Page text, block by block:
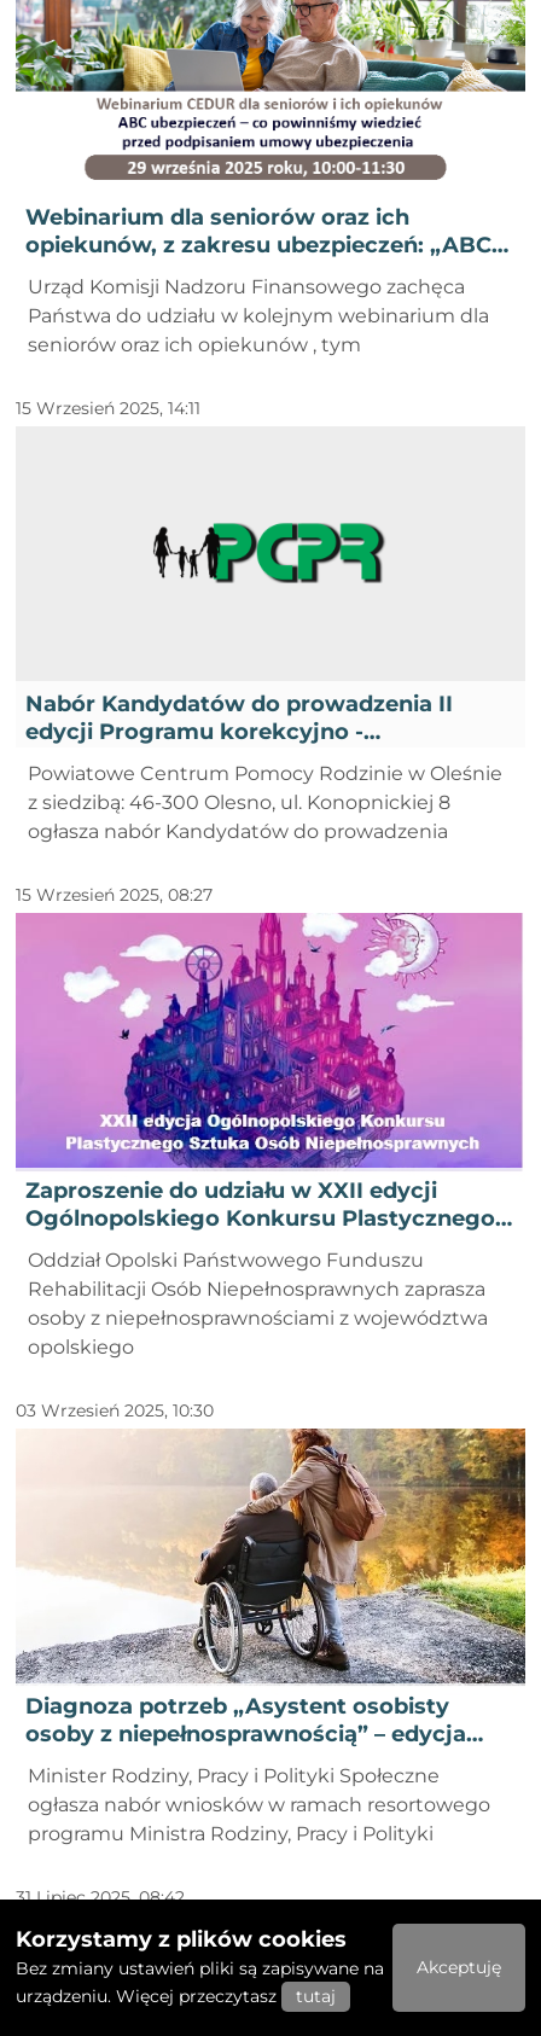
Webinarium dla seniorów oraz ich
opiekunów, z zakresu ubezpieczeń: „ABC
ubezpieczeń – co powinniśmy wiedzieć
przed podpisaniem umowy ubezpieczenia"
Urząd Komisji Nadzoru Finansowego zachęca
Państwa do udziału w kolejnym webinarium dla
seniorów oraz ich opiekunów , tym
15 Wrzesień 2025, 14:11
Nabór Kandydatów do prowadzenia II
edycji Programu korekcyjno -
edukacyjnego dla osób stosujących
przemoc domową w roku 2025 - I
Powiatowe Centrum Pomocy Rodzinie w Oleśnie
z siedzibą: 46-300 Olesno, ul. Konopnickiej 8
ogłasza nabór Kandydatów do prowadzenia
15 Wrzesień 2025, 08:27
Zaproszenie do udziału w XXII edycji
Ogólnopolskiego Konkursu Plastycznego
Sztuka Osób Niepełnosprawnych
Oddział Opolski Państwowego Funduszu
Rehabilitacji Osób Niepełnosprawnych zaprasza
osoby z niepełnosprawnościami z województwa
opolskiego
03 Wrzesień 2025, 10:30
Diagnoza potrzeb „Asystent osobisty
osoby z niepełnosprawnością” – edycja
2026
Minister Rodziny, Pracy i Polityki Społeczne
ogłasza nabór wniosków w ramach resortowego
programu Ministra Rodziny, Pracy i Polityki
31 Lipiec 2025, 08:42
Korzystamy z plików cookies
Bez zmiany ustawień pliki są zapisywane na
urządzeniu. Więcej przeczytasz
tutaj
Akceptuję